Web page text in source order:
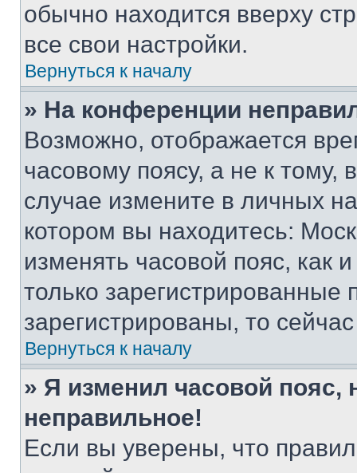
обычно находится вверху
все свои настройки.
Вернуться к началу
» На конференции
Возможно, отображается
часовому поясу, а не к тому,
случае измените в личных
котором вы находитесь:
изменять часовой пояс, как
только
зарегистрированы, то
Вернуться к началу
» Я изменил часовой пояс,
неправильное!
Если вы уверены, что